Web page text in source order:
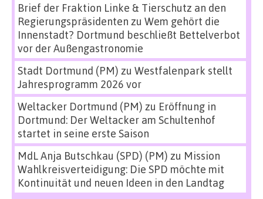
Brief der Fraktion Linke & Tierschutz an den
Regierungspräsidenten zu Wem gehört die
Innenstadt? Dortmund beschließt Bettelverbot
vor der Außengastronomie
Stadt Dortmund (PM) zu Westfalenpark stellt
Jahresprogramm 2026 vor
Weltacker Dortmund (PM) zu Eröffnung in
Dortmund: Der Weltacker am Schultenhof
startet in seine erste Saison
MdL Anja Butschkau (SPD) (PM) zu Mission
Wahlkreisverteidigung: Die SPD möchte mit
Kontinuität und neuen Ideen in den Landtag